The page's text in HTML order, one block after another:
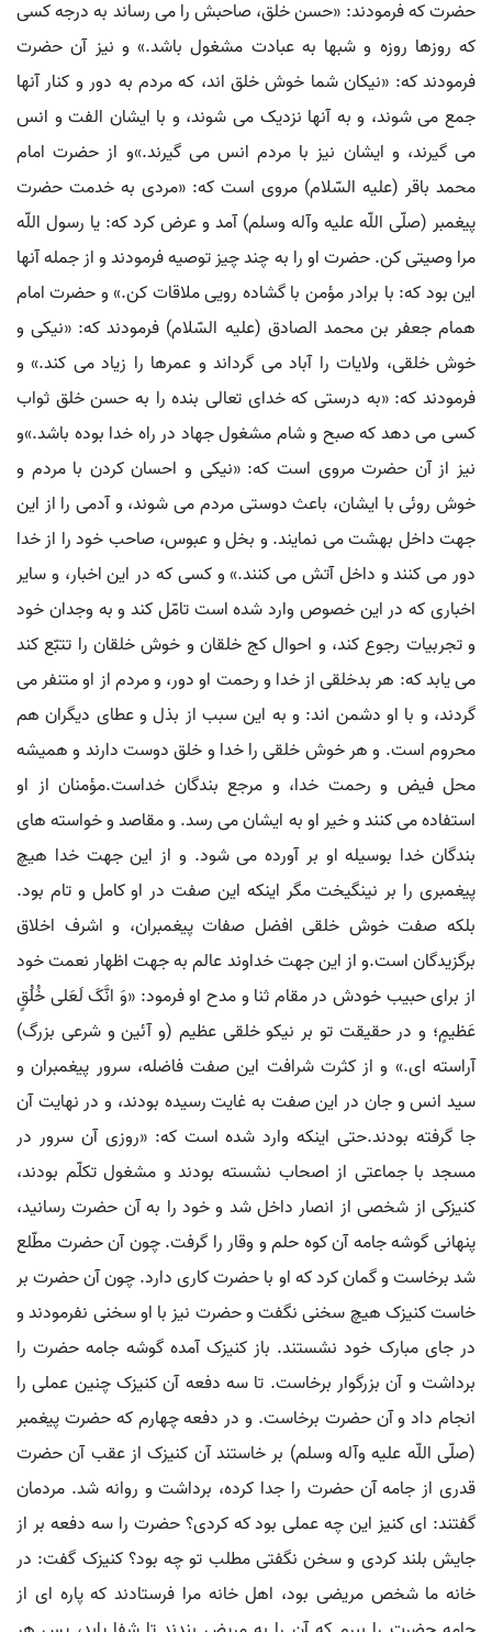
حضرت که فرمودند: «حسن خلق، صاحبش را می رساند به درجه کسی
که روزها روزه و شبها به عبادت مشغول باشد.» و نیز آن حضرت
فرمودند که: «نیکان شما خوش خلق اند، که مردم به دور و کنار آنها
جمع می شوند، و به آنها نزدیک می شوند، و با ایشان الفت و انس
می گیرند، و ایشان نیز با مردم انس می گیرند.»و از حضرت امام
محمد باقر (علیه السّلام) مروی است که: «مردی به خدمت حضرت
پیغمبر (صلّی اللّه علیه وآله وسلم) آمد و عرض کرد که: یا رسول اللّه
مرا وصیتی کن. حضرت او را به چند چیز توصیه فرمودند و از جمله آنها
این بود که: با برادر مؤمن با گشاده رویی ملاقات کن.» و حضرت امام
همام جعفر بن محمد الصادق (علیه السّلام) فرمودند که: «نیکی و
خوش خلقی، ولایات را آباد می گرداند و عمرها را زیاد می کند.» و
فرمودند که: «به درستی که خدای تعالی بنده را به حسن خلق ثواب
کسی می دهد که صبح و شام مشغول جهاد در راه خدا بوده باشد.»و
نیز از آن حضرت مروی است که: «نیکی و احسان کردن با مردم و
خوش روئی با ایشان، باعث دوستی مردم می شوند، و آدمی را از این
جهت داخل بهشت می نمایند. و بخل و عبوس، صاحب خود را از خدا
دور می کنند و داخل آتش می کنند.» و کسی که در این اخبار، و سایر
اخباری که در این خصوص وارد شده است تامّل کند و به وجدان خود
و تجربیات رجوع کند، و احوال کج خلقان و خوش خلقان را تتبّع کند
می یابد که: هر بدخلقی از خدا و رحمت او دور، و مردم از او متنفر می
گردند، و با او دشمن اند: و به این سبب از بذل و عطای دیگران هم
محروم است. و هر خوش خلقی را خدا و خلق دوست دارند و همیشه
محل فیض و رحمت خدا، و مرجع بندگان خداست.مؤمنان از او
استفاده می کنند و خیر او به ایشان می رسد. و مقاصد و خواسته های
بندگان خدا بوسیله او بر آورده می شود. و از این جهت خدا هیچ
پیغمبری را بر نینگیخت مگر اینکه این صفت در او کامل و تام بود.
بلکه صفت خوش خلقی افضل صفات پیغمبران، و اشرف اخلاق
برگزیدگان است.و از این جهت خداوند عالم به جهت اظهار نعمت خود
از برای حبیب خودش در مقام ثنا و مدح او فرمود: «وَ انَّکَ لَعَلی خُلُقٍ
عَظیمٍ؛ و در حقیقت تو بر نیکو خلقی عظیم (و آئین و شرعی بزرگ)
آراسته ای.» و از کثرت شرافت این صفت فاضله، سرور پیغمبران و
سید انس و جان در این صفت به غایت رسیده بودند، و در نهایت آن
جا گرفته بودند.حتی اینکه وارد شده است که: «روزی آن سرور در
مسجد با جماعتی از اصحاب نشسته بودند و مشغول تکلّم بودند،
کنیزکی از شخصی از انصار داخل شد و خود را به آن حضرت رسانید،
پنهانی گوشه جامه آن کوه حلم و وقار را گرفت. چون آن حضرت مطّلع
شد برخاست و گمان کرد که او با حضرت کاری دارد. چون آن حضرت بر
خاست کنیزک هیچ سخنی نگفت و حضرت نیز با او سخنی نفرمودند و
در جای مبارک خود نشستند. باز کنیزک آمده گوشه جامه حضرت را
برداشت و آن بزرگوار برخاست. تا سه دفعه آن کنیزک چنین عملی را
انجام داد و آن حضرت برخاست. و در دفعه چهارم که حضرت پیغمبر
(صلّی اللّه علیه وآله وسلم) بر خاستند آن کنیزک از عقب آن حضرت
قدری از جامه آن حضرت را جدا کرده، برداشت و روانه شد. مردمان
گفتند: ای کنیز این چه عملی بود که کردی؟ حضرت را سه دفعه بر از
جایش بلند کردی و سخن نگفتی مطلب تو چه بود؟ کنیزک گفت: در
خانه ما شخص مریضی بود، اهل خانه مرا فرستادند که پاره ای از